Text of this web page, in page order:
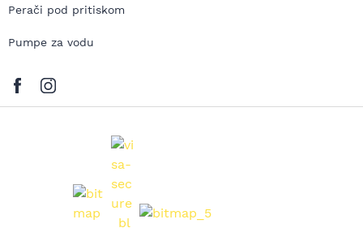
Perači pod pritiskom
Pumpe za vodu